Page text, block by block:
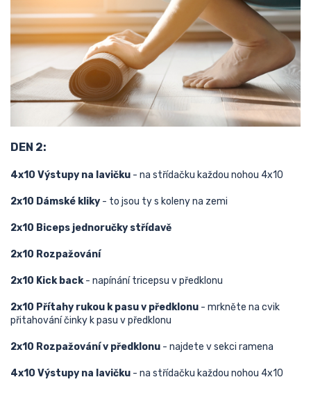
DEN 2:
4x10 Výstupy na lavičku - na střídačku každou nohou 4x10
2x10 Dámské kliky - to jsou ty s koleny na zemi
2x10 Biceps jednoručky střídavě
2x10 Rozpažování
2x10 Kick back- napínání tricepsu v předklonu
2x10 Přítahy rukou k pasu v předklonu - mrkněte na cvik
přitahování činky k pasu v předklonu
2x10 Rozpažování v předklonu - najdete v sekci ramena
4x10 Výstupy na lavičku - na střídačku každou nohou 4x10